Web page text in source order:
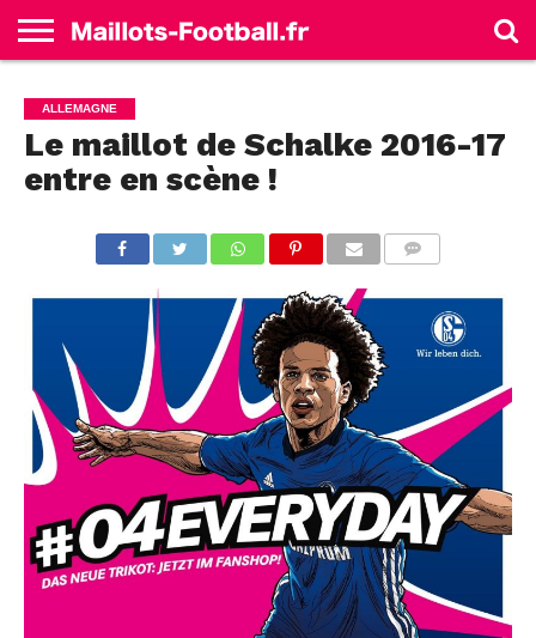
ALLEMAGNE
ANGLETERRE
ESPAGNE
FRANCE
ITALIE
SÉLECTIONS
MARQUES
ALLEMAGNE
Le maillot de Schalke 2016-17
entre en scène !